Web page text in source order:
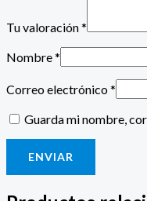
Tu valoración*
Nombre*
Correo electrónico*
Guarda mi nombre,